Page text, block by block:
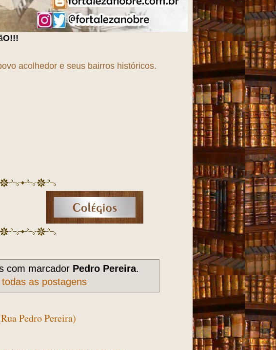
acolhedor e seus bairros históricos.
com marcador Pedro Pereira.
as postagens
Pedro Pereira)